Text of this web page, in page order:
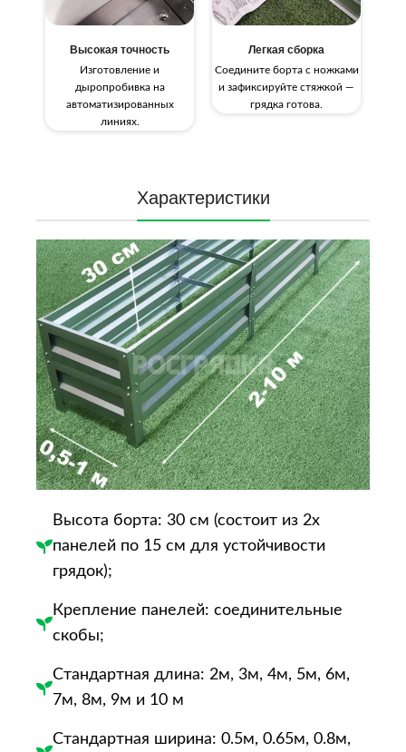
Высокая точность
Изготовление и
дыропробивка на
автоматизированных
линиях.
Легкая сборка
Соедините борта с ножками
и зафиксируйте стяжкой —
грядка готова.
Характеристики
Высота борта: 30 см (состоит из 2х
панелей по 15 см для устойчивости
грядок);
Крепление панелей: соединительные
скобы;
Стандартная длина: 2м, 3м, 4м, 5м, 6м,
7м, 8м, 9м и 10 м
Стандартная ширина: 0.5м, 0.65м, 0.8м,